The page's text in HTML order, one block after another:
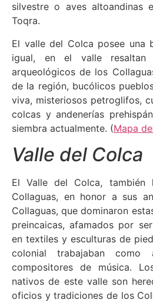
silvestre o aves altoandinas
Toqra.
El valle del Colca posee una
igual, en el valle
arqueológicos de los
de la región, bucólicos
viva, misteriosos petroglifos,
colcas y andenerías
siembra actualmente. (Mapa
Valle del Colca
El Valle del Colca, también
Collaguas, en honor a sus
Collaguas, que dominaron
preincaicas, afamados por
en textiles y esculturas de
colonial trabajaban como
compositores de música.
nativos de este valle son
oficios y tradiciones de los